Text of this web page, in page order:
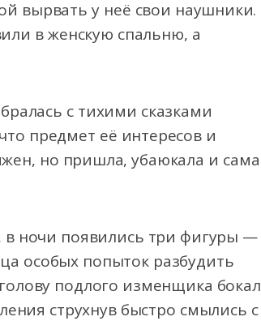
вырвать у неё свои наушники.
в женскую спальню, а
с тихими сказками
предмет её интересов и
но пришла, убаюкала и сама
ночи появились три фигуры —
особых попыток разбудить
подлого изменщика бокал
струхнув быстро смылись с